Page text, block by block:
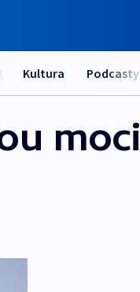
Kultura Podcasty
moci